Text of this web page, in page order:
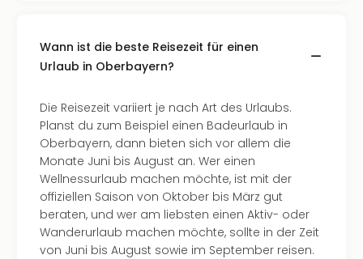
Wann ist die beste Reisezeit für einen
Urlaub in Oberbayern?
Die Reisezeit variiert je nach Art des Urlaubs.
Planst du zum Beispiel einen Badeurlaub in
Oberbayern, dann bieten sich vor allem die
Monate Juni bis August an. Wer einen
Wellnessurlaub machen möchte, ist mit der
offiziellen Saison von Oktober bis März gut
beraten, und wer am liebsten einen Aktiv- oder
Wanderurlaub machen möchte, sollte in der Zeit
von Juni bis August sowie im September reisen.